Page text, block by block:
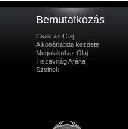
Bemutatkozás
Csak az Olaj
A kosárlabda kezdete
Megalakul az Olaj
Tiszavirág Aréna
Szolnok